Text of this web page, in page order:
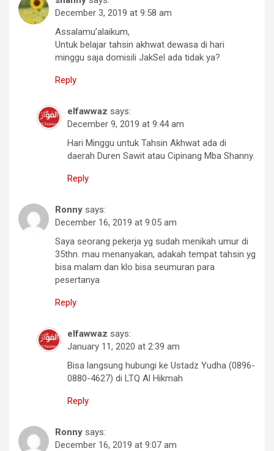
December 3, 2019 at 9:58 am
Assalamu’alaikum,
Untuk belajar tahsin akhwat dewasa di hari
minggu saja domisili JakSel ada tidak ya?
Reply
elfawwaz says:
December 9, 2019 at 9:44 am
Hari Minggu untuk Tahsin Akhwat ada di
daerah Duren Sawit atau Cipinang Mba Shanny.
Reply
Ronny says:
December 16, 2019 at 9:05 am
Saya seorang pekerja yg sudah menikah umur di
35thn. mau menanyakan, adakah tempat tahsin yg
bisa malam dan klo bisa seumuran para
pesertanya
Reply
elfawwaz says:
January 11, 2020 at 2:39 am
Bisa langsung hubungi ke Ustadz Yudha (0896-
0880-4627) di LTQ Al Hikmah
Reply
Ronny says:
December 16, 2019 at 9:07 am